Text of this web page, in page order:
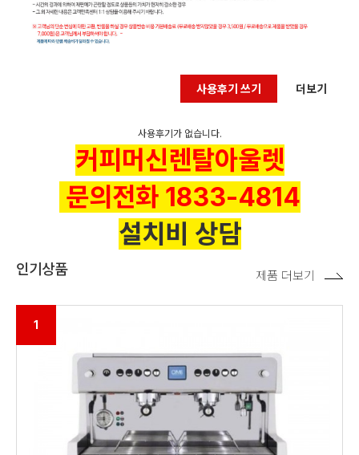
사용후기 쓰기 더보기
사용후기가 없습니다.
커피머신렌탈아울렛
문의전화 1833-4814
설치비 상담
인기상품
1
제품 더보기